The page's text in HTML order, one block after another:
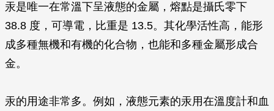
汞是唯一在常溫下呈液態的金屬，熔點是攝氏零下
38.8 度，可導電，比重是 13.5。其化學活性高，能形
成多種無機和有機的化合物，也能和多種金屬形成合
金。
汞的用途非常多。例如，液態元素的汞用在溫度計和血